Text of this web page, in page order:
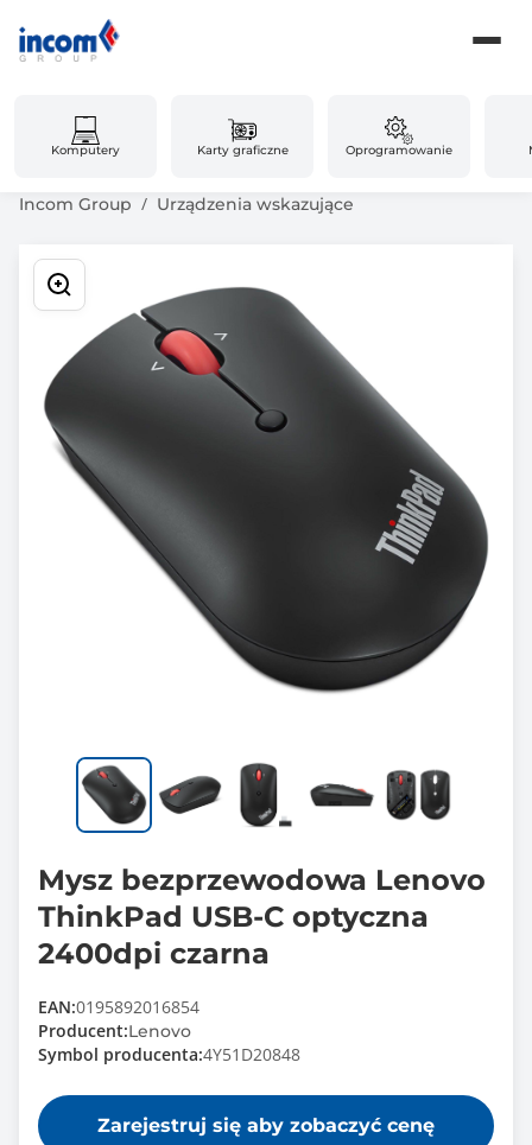
Komputery Karty graficzne Oprogramowanie
Incom Group Urządzenia wskazujące
Mysz bezprzewodowa Lenovo
ThinkPad USB-C optyczna
2400dpi czarna
EAN:0195892016854
Producent:Lenovo
Symbol producenta:4Y51D20848
Zarejestruj się aby zobaczyć cenę